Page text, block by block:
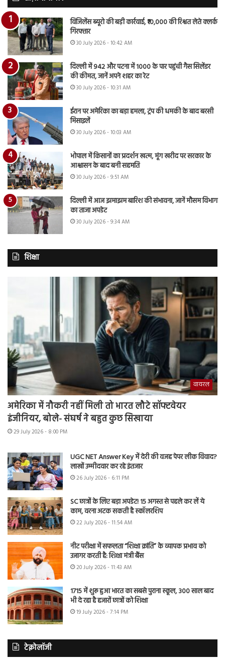
विजिलेंस ब्यूरो की बड़ी कार्रवाई, ₹10,000 की रिश्वत लेते क्लर्क
गिरफ्तार
30 July 2026 - 10:42 AM
दिल्ली में 942 और पटना में 1000 के पार पहुंची गैस सिलेंडर
की कीमत, जानें अपने शहर का रेट
30 July 2026 - 10:31 AM
ईरान पर अमेरिका का बड़ा हमला, ट्रंप की धमकी के बाद बरसी
मिसाइलें
30 July 2026 - 10:03 AM
भोपाल में किसानों का प्रदर्शन खत्म, मूंग खरीद पर सरकार के
आश्वासन के बाद बनी सहमति
30 July 2026 - 9:51 AM
दिल्ली में आज झमाझम बारिश की संभावना, जानें मौसम विभाग
का ताजा अपडेट
30 July 2026 - 9:34 AM
शिक्षा
वायरल
अमेरिका में नौकरी नहीं मिली तो भारत लौटे सॉफ्टवेयर
इंजीनियर, बोले- संघर्ष ने बहुत कुछ सिखाया
29 July 2026 - 8:00 PM
UGC NET Answer Key में देरी की वजह पेपर लीक विवाद?
लाखों उम्मीदवार कर रहे इंतजार
26 July 2026 - 6:11 PM
SC छात्रों के लिए बड़ा अपडेट! 15 अगस्त से पहले कर लें ये
काम, वरना अटक सकती है स्कॉलरशिप
22 July 2026 - 11:54 AM
नीट परीक्षा में सफलता “शिक्षा क्रांति” के व्यापक प्रभाव को
उजागर करती है: शिक्षा मंत्री बैंस
20 July 2026 - 11:43 AM
1715 में शुरू हुआ भारत का सबसे पुराना स्कूल, 300 साल बाद
भी दे रहा है हजारों छात्रों को शिक्षा
19 July 2026 - 7:14 PM
टेक्नोलॉजी